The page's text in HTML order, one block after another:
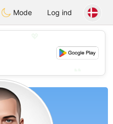
Space
Mode Log ind